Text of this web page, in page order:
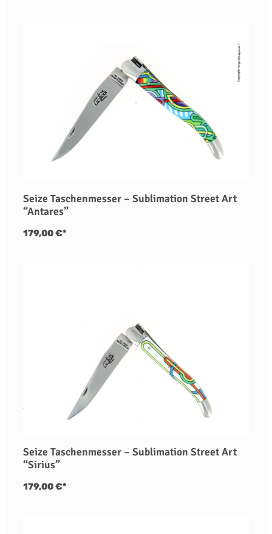
Seize Taschenmesser – Sublimation Street Art
“Antares”
179,00 €*
Seize Taschenmesser – Sublimation Street Art
“Sirius”
179,00 €*